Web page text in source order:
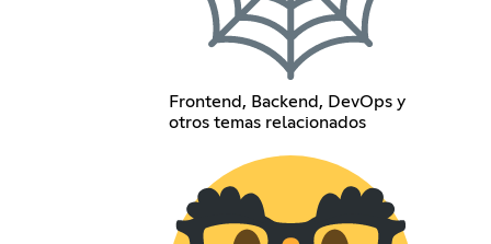
Frontend, Backend, DevOps y
otros temas relacionados